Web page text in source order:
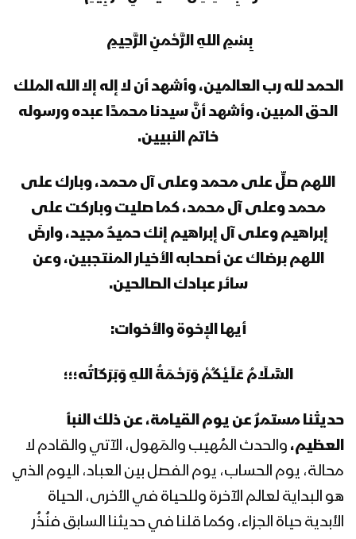
المحاضرة الرمضانية الثانية والعشرون للسيد
رمضان 1444هـ
المحاضرة الرمضانية الحادية والعشرون
للسيد القائد عبدالملك بدرالدين الحوثي
المحاضرة الرمضانية التاسعة عشرة (ذكرى
استشهاد الإمام علي عليه السلام) للسيد
القائد عبدالملك بدرالدين الحوثي 20
رمضان 1444هـ
المحاضرة الرمضانية الثامنة عشرة للسيد
القائد عبدالملك بدرالدين الحوثي 18
المحاضرة الرمضانية السادسة عشرة للسيد
رمضان 1444هـ
المحاضرة الرمضانية الخامسة عشرة للسيد
بِسْمِ اللهِ الرَّحْمنِ الرَّحِيمِ
الحمد لله رب العالمين، وأشهد أن لا إله إلا الله الملك
الحق المبين، وأشهد أنَّ سيدنا محمدًا عبده ورسوله
خاتم النبيين.
اللهم صلِّ على محمد وعلى آل محمد، وبارك على
محمد وعلى آل محمد، كما صليت وباركت على
إبراهيم وعلى آل إبراهيم إنك حميدٌ مجيد، وارضَ
اللهم برضاك عن أصحابه الأخيار المنتجبين، وعن
سائر عبادك الصالحين.
أيها الإخوة والأخوات:
السَّـلَامُ عَلَـيْكُمْ وَرَحْـمَةُ اللهِ وَبَرَكَاتُه؛؛؛
حديثنا مستمرٌ عن يوم القيامة، عن ذلك النبأ
العظيم، والحدث المُهيب والمَهول، الآتي والقادم لا
محالة، يوم الحساب، يوم الفصل بين العباد، اليوم الذي
هو البداية لعالم الآخرة وللحياة في الأخرى، الحياة
الأبدية حياة الجزاء، وكما قلنا في حديثنا السابق فنُذُر